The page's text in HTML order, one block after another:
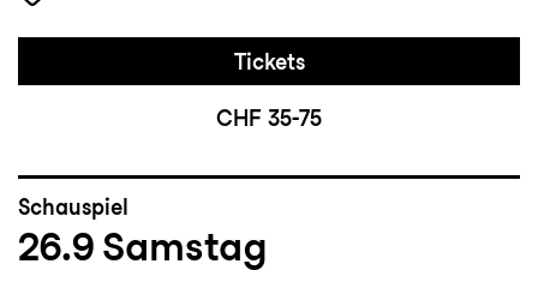
Tickets
CHF 35-75
Schauspiel
26.9 Samstag